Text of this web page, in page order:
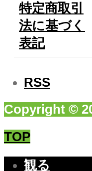
特定商取引
法に基づく
表記
RSS
Copyright ©
TOP
観る